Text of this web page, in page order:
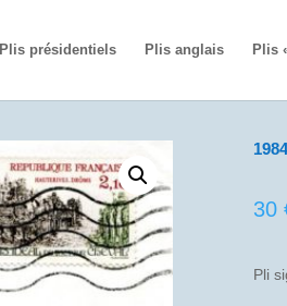
Plis présidentiels Plis anglais Plis
30
Pli